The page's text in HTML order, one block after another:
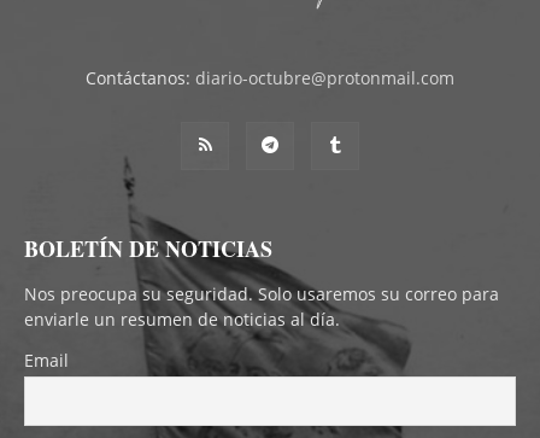
Contáctanos: diario-octubre@protonmail.com
BOLETÍN DE NOTICIAS
Nos preocupa su seguridad. Solo usaremos su correo para
enviarle un resumen de noticias al día.
Email